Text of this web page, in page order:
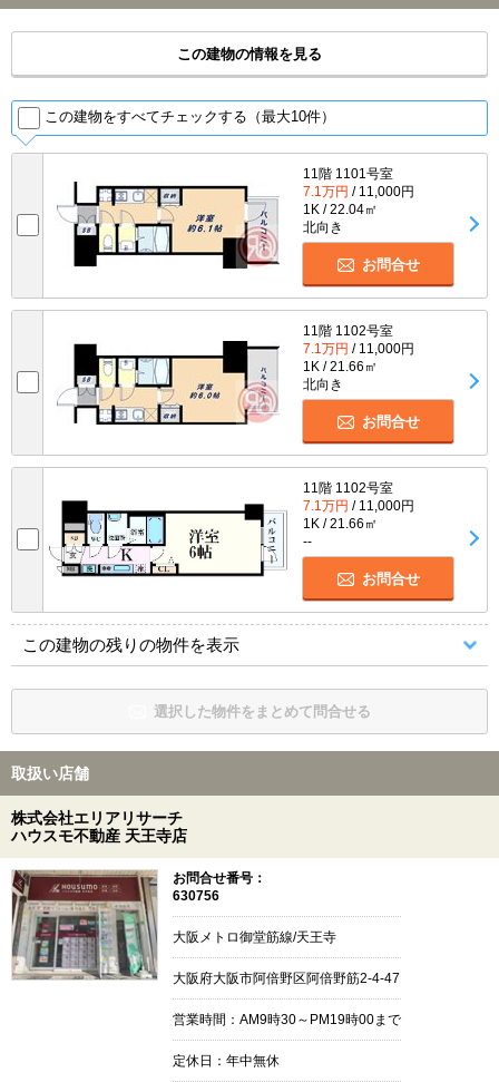
この建物の情報を見る
この建物をすべてチェックする（最大10件）
11階 1101号室
7.1万円 / 11,000円
1K / 22.04㎡
北向き
お問合せ
11階 1102号室
7.1万円 / 11,000円
1K / 21.66㎡
北向き
お問合せ
11階 1102号室
7.1万円 / 11,000円
1K / 21.66㎡
--
お問合せ
この建物の残りの物件を表示
選択した物件をまとめて問合せる
取扱い店舗
株式会社エリアリサーチ
ハウスモ不動産 天王寺店
お問合せ番号：
630756
大阪メトロ御堂筋線/天王寺
大阪府大阪市阿倍野区阿倍野筋2-4-47
営業時間：AM9時30～PM19時00まで
定休日：年中無休